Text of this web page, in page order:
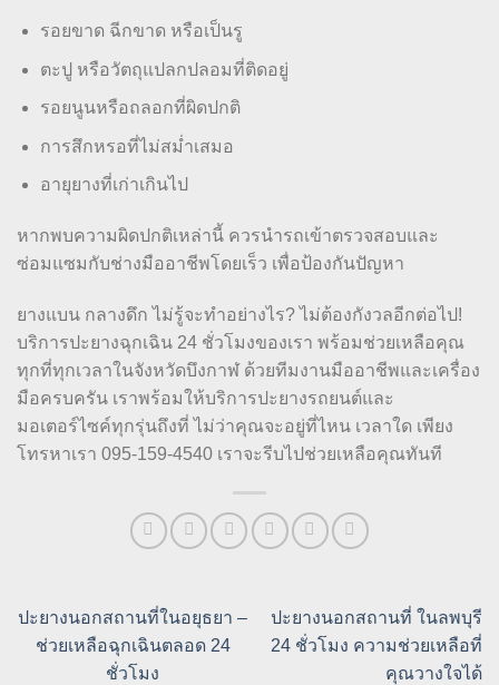
รอยขาด ฉีกขาด หรือเป็นรู
ตะปู หรือวัตถุแปลกปลอมที่ติดอยู่
รอยนูนหรือถลอกที่ผิดปกติ
การสึกหรอที่ไม่สม่ำเสมอ
อายุยางที่เก่าเกินไป
หากพบความผิดปกติเหล่านี้ ควรนำรถเข้าตรวจสอบและ
ซ่อมแซมกับช่างมืออาชีพโดยเร็ว เพื่อป้องกันปัญหา
ยางแบน กลางดึก ไม่รู้จะทำอย่างไร? ไม่ต้องกังวลอีกต่อไป!
บริการปะยางฉุกเฉิน 24 ชั่วโมงของเรา พร้อมช่วยเหลือคุณ
ทุกที่ทุกเวลาในจังหวัดบึงกาฬ ด้วยทีมงานมืออาชีพและเครื่อง
มือครบครัน เราพร้อมให้บริการปะยางรถยนต์และ
มอเตอร์ไซค์ทุกรุ่นถึงที่ ไม่ว่าคุณจะอยู่ที่ไหน เวลาใด เพียง
โทรหาเรา 095-159-4540 เราจะรีบไปช่วยเหลือคุณทันที
ปะยางนอกสถานที่ในอยุธยา –
ช่วยเหลือฉุกเฉินตลอด 24
ชั่วโมง
ปะยางนอกสถานที่ ในลพบุรี
24 ชั่วโมง ความช่วยเหลือที่
คุณวางใจได้